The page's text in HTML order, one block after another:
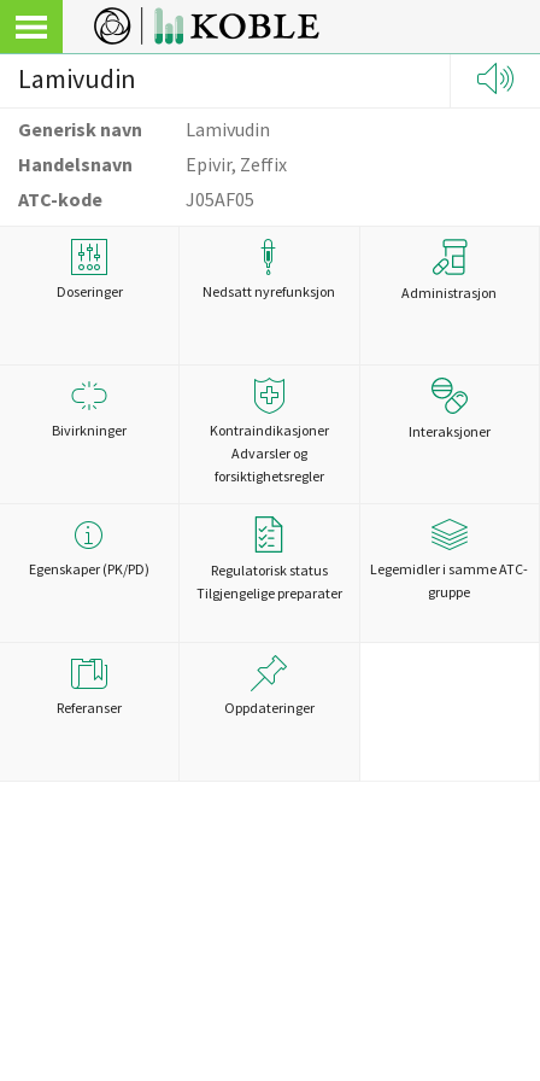
Lamivudin
Generisk navn
Lamivudin
Handelsnavn
Epivir, Zeffix
ATC-kode
J05AF05
Doseringer Nedsatt nyrefunksjon Administrasjon
Bivirkninger
Kontraindikasjoner
Advarsler og
forsiktighetsregler
Interaksjoner
Egenskaper (PK/PD)
Regulatorisk status
Tilgjengelige preparater
Legemidler i samme ATC-
gruppe
Referanser Oppdateringer